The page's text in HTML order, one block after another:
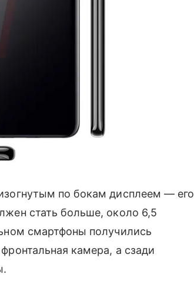
по бокам дисплеем — его
стать больше, около 6,5
смартфоны получились
камера, а сзади